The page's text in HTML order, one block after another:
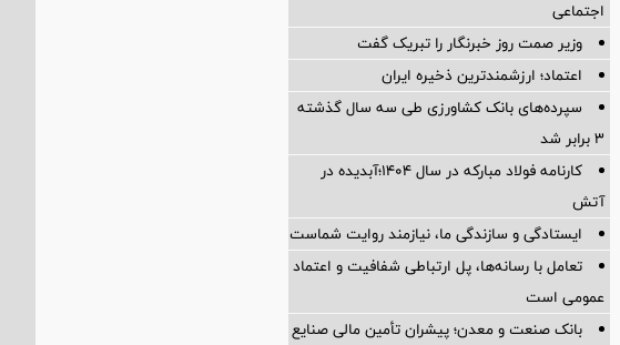
اجتماعی
وزیر صمت روز خبرنگار را تبریک گفت
اعتماد؛ ارزشمندترین ذخیره ایران
سپرده‌های بانک کشاورزی طی سه سال گذشته
۳ برابر شد
کارنامه فولاد مبارکه در سال ۱۴۰۴؛آبدیده در
آتش
ایستادگی و سازندگی ما، نیازمند روایت شماست
تعامل با رسانه‌ها، پل ارتباطی شفافیت و اعتماد
عمومی است
بانک صنعت و معدن؛ پیشران تأمین مالی صنایع